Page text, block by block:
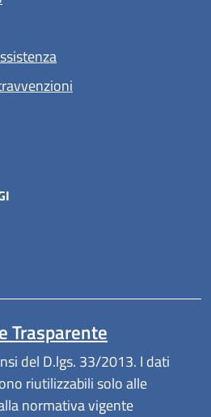
Trasparente
del D.lgs. 33/2013. I dati
riutilizzabili solo alle
normativa vigente